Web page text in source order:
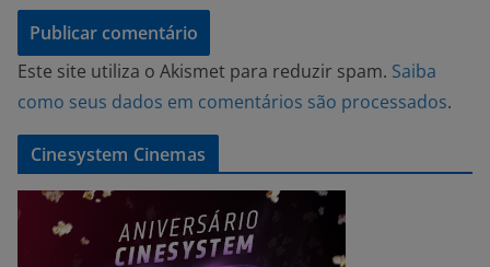
Este site utiliza o Akismet para reduzir spam. Saiba
como seus dados em comentários são processados.
Cinesystem Cinemas